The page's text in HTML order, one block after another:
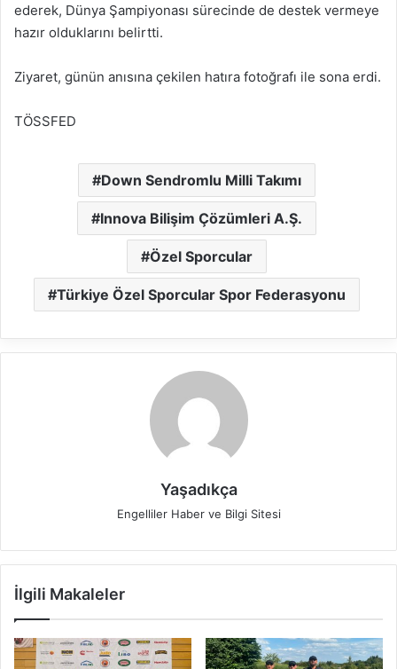
ederek, Dünya Şampiyonası sürecinde de destek vermeye
hazır olduklarını belirtti.
Ziyaret, günün anısına çekilen hatıra fotoğrafı ile sona erdi.
TÖSSFED
Down Sendromlu Milli Takımı
Innova Bilişim Çözümleri A.Ş.
Özel Sporcular
Türkiye Özel Sporcular Spor Federasyonu
Yaşadıkça
Engelliler Haber ve Bilgi Sitesi
İlgili Makaleler